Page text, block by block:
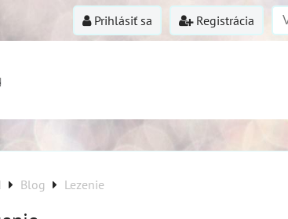
Prihlásiť sa Registrácia
Blog Lezenie